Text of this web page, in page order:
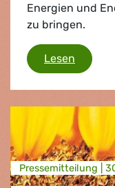
Energien und
zu bringen.
Lesen
Presse­mitteilung |